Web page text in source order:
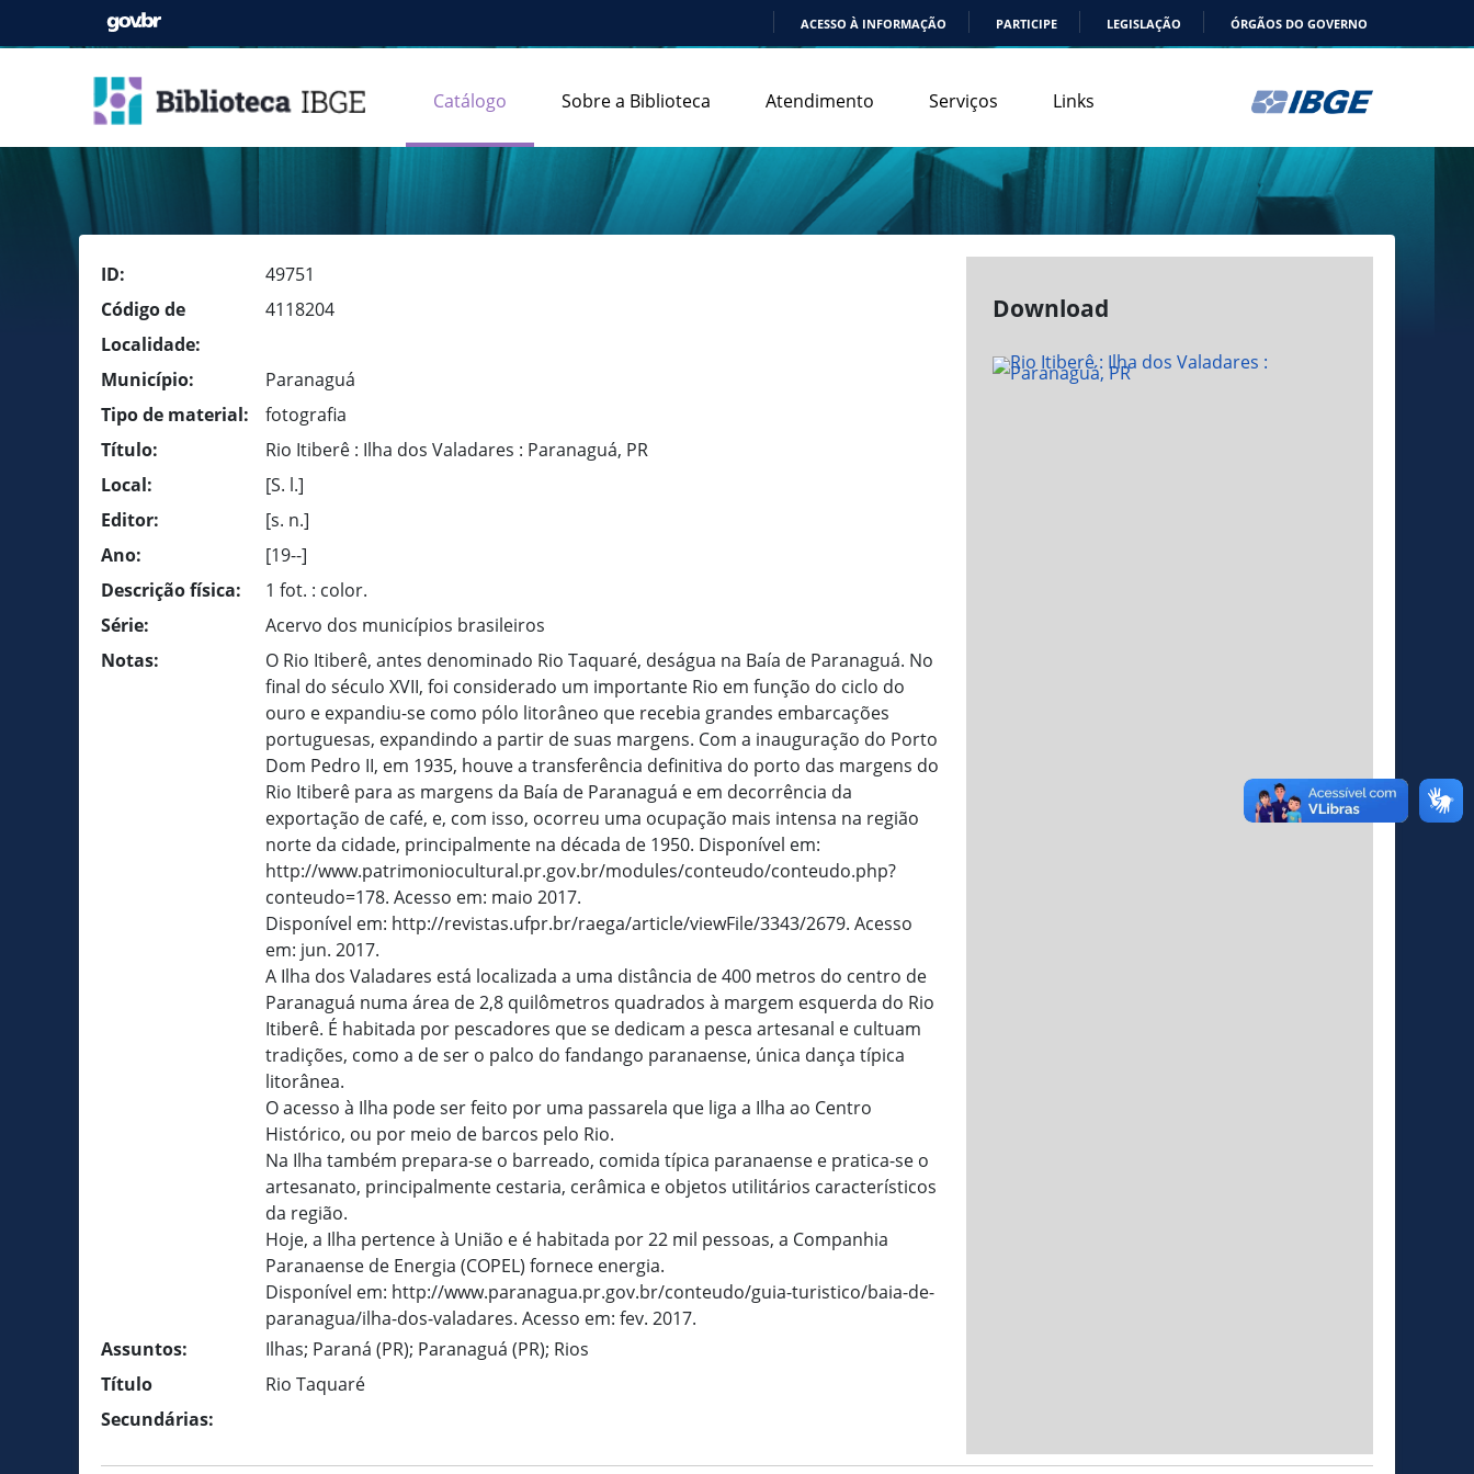
ACESSO À INFORMAÇÃO PARTICIPE LEGISLAÇÃO ÓRGÃOS DO GOVERNO
Catálogo Sobre a Biblioteca Atendimento Serviços Links
ID:
49751
Código de
Localidade:
4118204
Município:
Paranaguá
Tipo de material:
fotografia
Título:
Rio Itiberê : Ilha dos Valadares : Paranaguá, PR
Local:
[S. l.]
Editor:
[s. n.]
Ano:
[19--]
Descrição física:
1 fot. : color.
Série:
Acervo dos municípios brasileiros
Notas:
O Rio Itiberê, antes denominado Rio Taquaré, deságua na Baía de Paranaguá. No
final do século XVII, foi considerado um importante Rio em função do ciclo do
ouro e expandiu-se como pólo litorâneo que recebia grandes embarcações
portuguesas, expandindo a partir de suas margens. Com a inauguração do Porto
Dom Pedro II, em 1935, houve a transferência definitiva do porto das margens do
Rio Itiberê para as margens da Baía de Paranaguá e em decorrência da
exportação de café, e, com isso, ocorreu uma ocupação mais intensa na região
norte da cidade, principalmente na década de 1950. Disponível em:
http://www.patrimoniocultural.pr.gov.br/modules/conteudo/conteudo.php?
conteudo=178. Acesso em: maio 2017.
Disponível em: http://revistas.ufpr.br/raega/article/viewFile/3343/2679. Acesso
em: jun. 2017.
A Ilha dos Valadares está localizada a uma distância de 400 metros do centro de
Paranaguá numa área de 2,8 quilômetros quadrados à margem esquerda do Rio
Itiberê. É habitada por pescadores que se dedicam a pesca artesanal e cultuam
tradições, como a de ser o palco do fandango paranaense, única dança típica
litorânea.
O acesso à Ilha pode ser feito por uma passarela que liga a Ilha ao Centro
Histórico, ou por meio de barcos pelo Rio.
Na Ilha também prepara-se o barreado, comida típica paranaense e pratica-se o
artesanato, principalmente cestaria, cerâmica e objetos utilitários característicos
da região.
Hoje, a Ilha pertence à União e é habitada por 22 mil pessoas, a Companhia
Paranaense de Energia (COPEL) fornece energia.
Disponível em: http://www.paranagua.pr.gov.br/conteudo/guia-turistico/baia-de-
paranagua/ilha-dos-valadares. Acesso em: fev. 2017.
Assuntos:
Ilhas; Paraná (PR); Paranaguá (PR); Rios
Título
Secundárias:
Rio Taquaré
Download